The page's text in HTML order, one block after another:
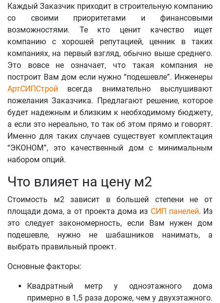
Каждый Заказчик приходит в строительную компанию
со своими приоритетами и финансовыми
возможностями. Те кто ценит качество ищет
компанию с хорошей репутацией, ценник в таких
компаниях, на первый взгляд, обычно выше среднего.
Это вовсе не означает, что такая компания не
построит Вам дом если нужно “подешевле”. Инженеры
АртСИПСтрой всегда внимательно выслушивают
пожелания Заказчика. Предлагают решение, которое
будет надежным и близким к необходимому бюджету,
а если это нереально, то так об этом прямо и говорят.
Именно для таких случаев существует комплектация
“ЭКОНОМ”, это качественный дом с минимальным
набором опций.
Что влияет на цену м2
Стоимость м2 зависит в большей степени не от
площади дома, а от проекта дома из СИП панелей. Из
это следует закономерность, если Вам нужен дом
подешевле, нужно не шабашников нанимать, а
выбрать правильный проект.
Основные факторы:
Квадратный метр у одноэтажного дома
примерно в 1,5 раза дороже, чем у двухэтажного.